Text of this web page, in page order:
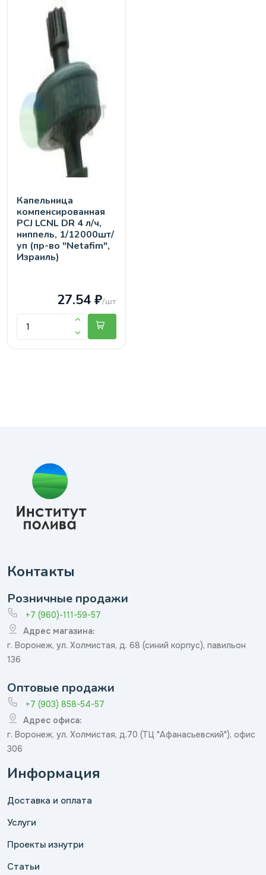
Капельница
компенсированная
PCJ LCNL DR 4 л/ч,
ниппель, 1/12000шт/
уп (пр-во "Netafim",
Израиль)
27.54 ₽/шт
Контакты
Розничные продажи
+7 (960)-111-59-57
Адрес магазина:
г. Воронеж, ул. Холмистая, д. 68 (синий корпус), павильон
136
Оптовые продажи
+7 (903) 858-54-57
Адрес офиса:
г. Воронеж, ул. Холмистая, д.70 (ТЦ "Афанасьевский"), офис
306
Информация
Доставка и оплата
Услуги
Проекты изнутри
Статьи